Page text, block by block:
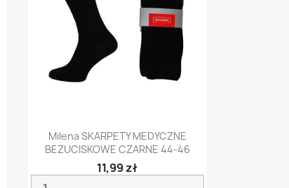
Szybki podgląd
Milena SKARPETY MEDYCZNE
BEZUCISKOWE CZARNE 44-46
11,99 zł